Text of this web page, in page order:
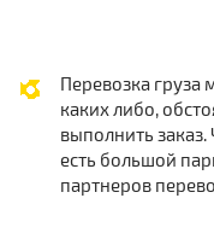
Перевозка груза
каких либо,
выполнить
есть большой
партнеров